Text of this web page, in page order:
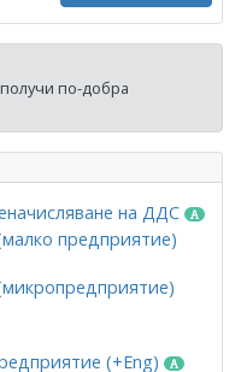
по-добра
на ДДС
предприятие)
(+Eng)